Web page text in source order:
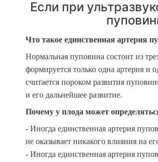
Если при
Что такое единственная артерия
Нормальная пуповина состоит из
формируется только одна артерия и
считается пороком развития
и его дальнейшее развитие.
Почему у плода может
- Иногда единственная артерия
не оказывает никакого влияния на
- Иногда единственная артерия